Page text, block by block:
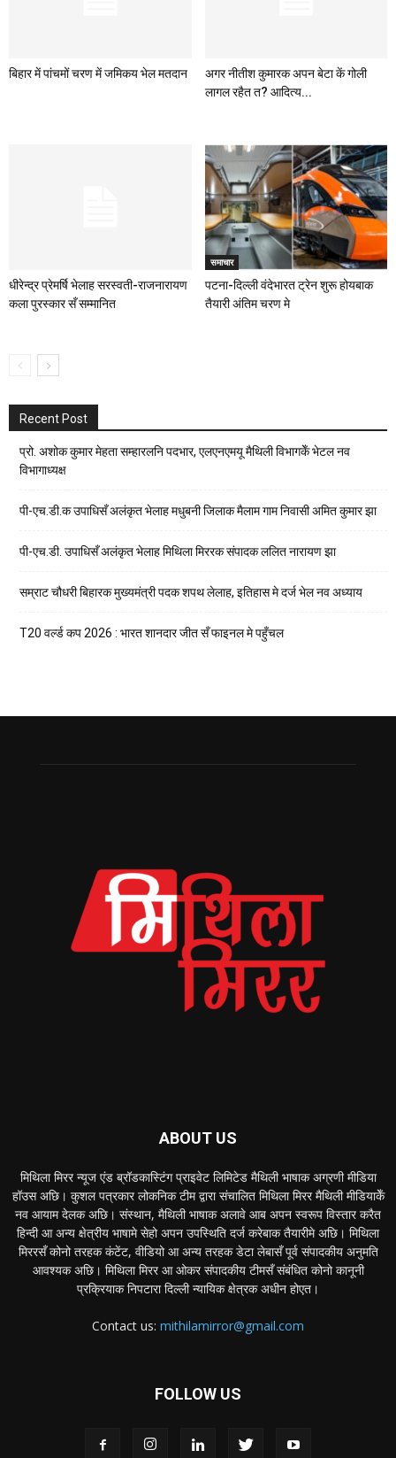
बिहार में पांचमों चरण में जमिकय भेल मतदान
अगर नीतीश कुमारक अपन बेटा कें गोली
लागल रहैत त? आदित्य...
धीरेन्द्र प्रेमर्षि भेलाह सरस्वती-राजनारायण
कला पुरस्कार सँ सम्मानित
समाचार
पटना-दिल्ली वंदेभारत ट्रेन शुरू होयबाक
तैयारी अंतिम चरण मे
Recent Post
प्रो. अशोक कुमार मेहता सम्हारलनि पदभार, एलएनएमयू मैथिली विभागकेँ भेटल नव
विभागाध्यक्ष
पी-एच.डी.क उपाधिसँ अलंकृत भेलाह मधुबनी जिलाक मैलाम गाम निवासी अमित कुमार झा
पी-एच.डी. उपाधिसँ अलंकृत भेलाह मिथिला मिररक संपादक ललित नारायण झा
सम्राट चौधरी बिहारक मुख्यमंत्री पदक शपथ लेलाह, इतिहास मे दर्ज भेल नव अध्याय
T20 वर्ल्ड कप 2026 : भारत शानदार जीत सँ फाइनल मे पहुँचल
ABOUT US
मिथिला मिरर न्यूज एंड ब्रॉडकास्टिंग प्राइवेट लिमिटेड मैथिली भाषाक अग्रणी मीडिया
हॉउस अछि। कुशल पत्रकार लोकनिक टीम द्वारा संचालित मिथिला मिरर मैथिली मीडियाकेँ
नव आयाम देलक अछि। संस्थान, मैथिली भाषाक अलावे आब अपन स्वरूप विस्तार करैत
हिन्दी आ अन्य क्षेत्रीय भाषामे सेहो अपन उपस्थिति दर्ज करेबाक तैयारीमे अछि। मिथिला
मिररसँ कोनो तरहक कंटेंट, वीडियो आ अन्य तरहक डेटा लेबासँ पूर्व संपादकीय अनुमति
आवश्यक अछि। मिथिला मिरर आ ओकर संपादकीय टीमसँ संबंधित कोनो कानूनी
प्रक्रियाक निपटारा दिल्ली न्यायिक क्षेत्रक अधीन होएत।
Contact us: mithilamirror@gmail.com
FOLLOW US